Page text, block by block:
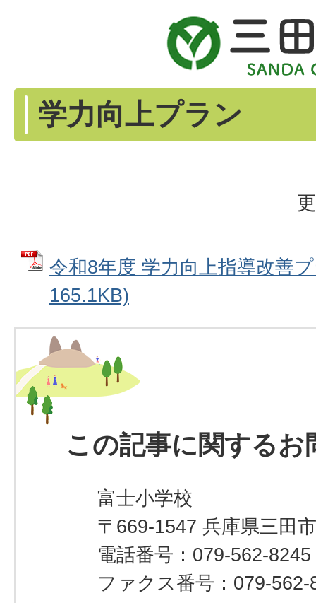
学力向上プラン
令和8年度 学力向上指導改善
165.1KB)
この記事に関するお
富士小学校
〒669-1547 兵庫県三田
電話番号：079-562-8245
ファクス番号：079-562-